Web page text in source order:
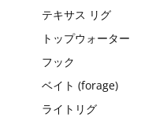
テキサス リグ
トップウォーター
フック
ベイト (forage)
ライトリグ